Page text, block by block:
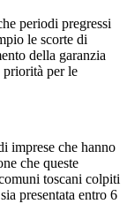
periodi pregressi
le scorte di
della garanzia
priorità per le
imprese che hanno
che queste
toscani colpiti
presentata entro 6